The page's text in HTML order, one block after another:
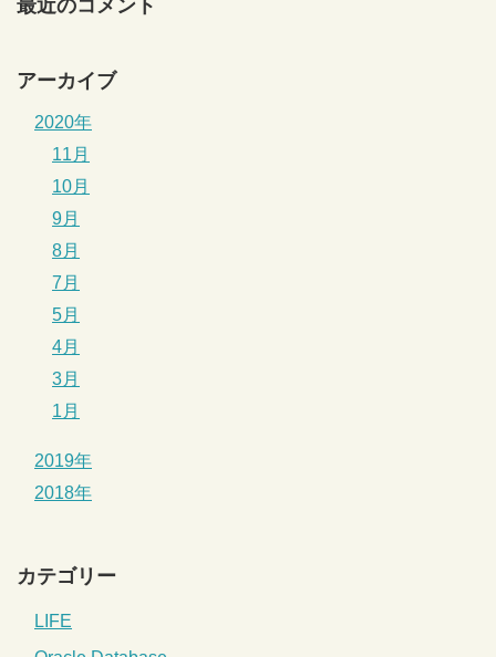
最近のコメント
アーカイブ
2020年
11月
10月
9月
8月
7月
5月
4月
3月
1月
2019年
2018年
カテゴリー
LIFE